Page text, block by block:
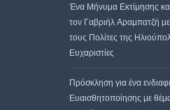
Ένα Μήνυμα Εκτίμησης
τον Γαβριήλ Αραμπατζή
τους Πολίτες της
Ευχαριστίες
Πρόσκληση για ένα
Ευαισθητοποίησης με